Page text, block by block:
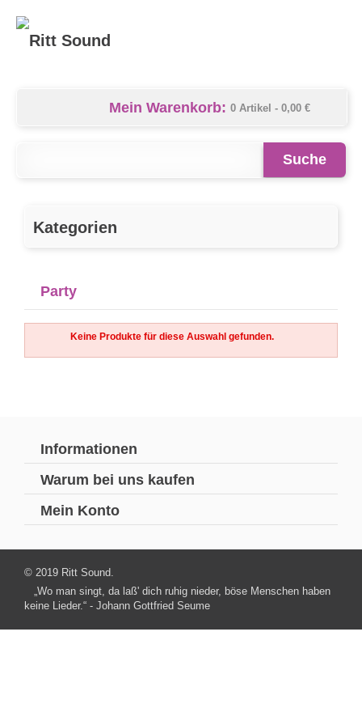
Mein Warenkorb: 0 Artikel - 0,00 €
Suche
Kategorien
Party
Keine Produkte für diese Auswahl gefunden.
Informationen
Warum bei uns kaufen
Mein Konto
© 2019 Ritt Sound.
„Wo man singt, da laß' dich ruhig nieder, böse Menschen haben
keine Lieder.“ - Johann Gottfried Seume